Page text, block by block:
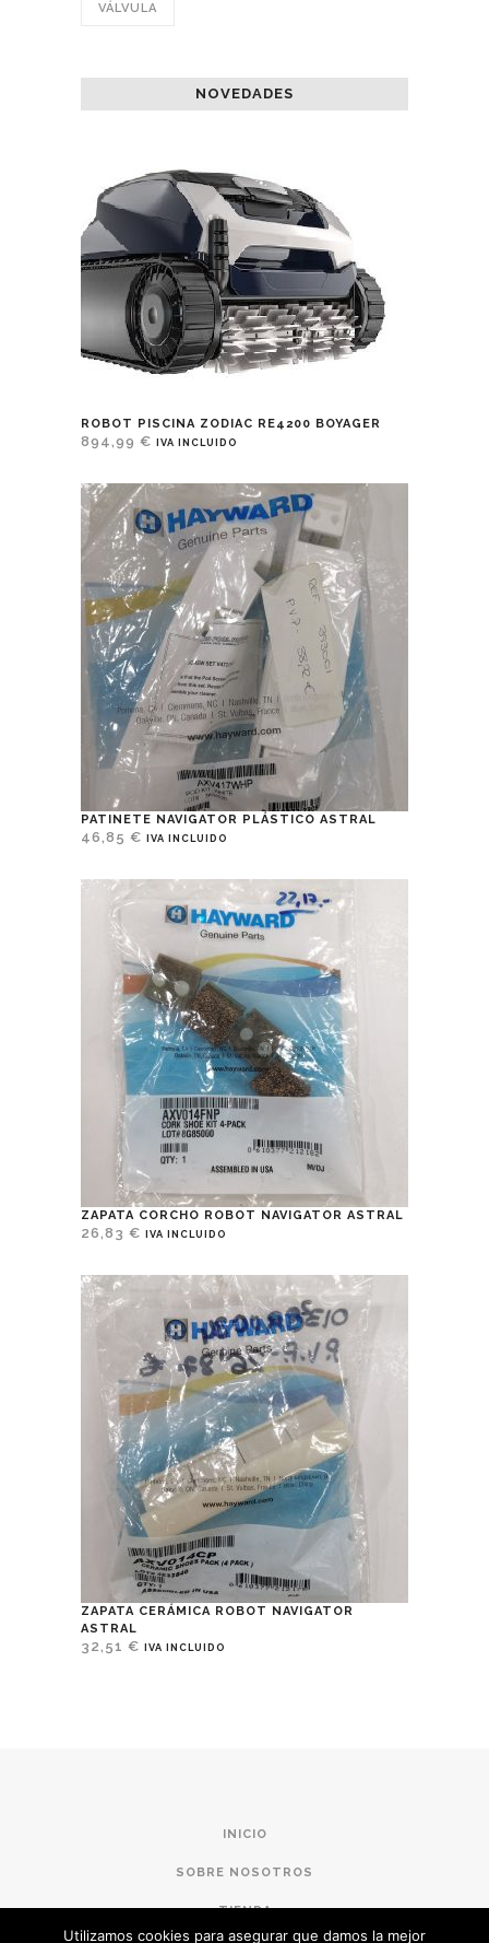
VÁLVULA
NOVEDADES
ROBOT PISCINA ZODIAC RE4200 BOYAGER
894,99 € IVA INCLUIDO
PATINETE NAVIGATOR PLÁSTICO ASTRAL
46,85 € IVA INCLUIDO
ZAPATA CORCHO ROBOT NAVIGATOR ASTRAL
26,83 € IVA INCLUIDO
ZAPATA CERÁMICA ROBOT NAVIGATOR
ASTRAL
32,51 € IVA INCLUIDO
INICIO
SOBRE NOSOTROS
TIENDA
Utilizamos cookies para asegurar que damos la mejor